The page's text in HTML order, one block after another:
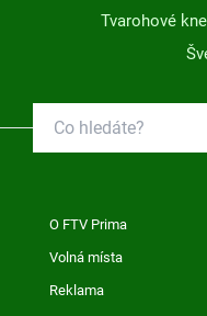
Tvarohové
O FTV Prima
Volná místa
Reklama